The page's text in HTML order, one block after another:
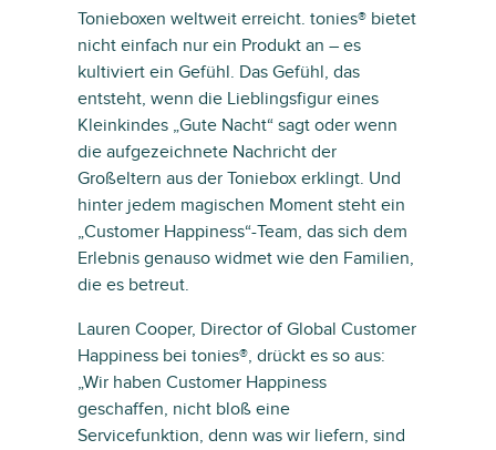
Tonieboxen weltweit erreicht. tonies® bietet
nicht einfach nur ein Produkt an – es
kultiviert ein Gefühl. Das Gefühl, das
entsteht, wenn die Lieblingsfigur eines
Kleinkindes „Gute Nacht“ sagt oder wenn
die aufgezeichnete Nachricht der
Großeltern aus der Toniebox erklingt. Und
hinter jedem magischen Moment steht ein
„Customer Happiness“-Team, das sich dem
Erlebnis genauso widmet wie den Familien,
die es betreut.
Lauren Cooper, Director of Global Customer
Happiness bei tonies®, drückt es so aus:
„Wir haben Customer Happiness
geschaffen, nicht bloß eine
Servicefunktion, denn was wir liefern, sind